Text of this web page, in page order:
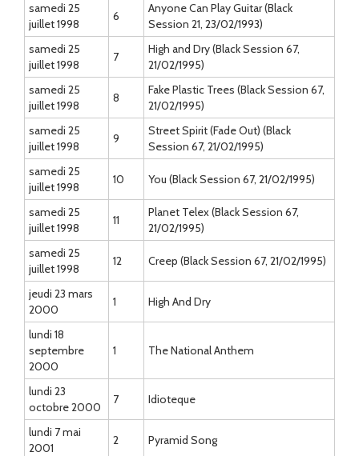
samedi 25
juillet 1998
6
Anyone Can Play Guitar (Black
Session 21, 23/02/1993)
samedi 25
juillet 1998
7
High and Dry (Black Session 67,
21/02/1995)
samedi 25
juillet 1998
8
Fake Plastic Trees (Black Session 67,
21/02/1995)
samedi 25
juillet 1998
9
Street Spirit (Fade Out) (Black
Session 67, 21/02/1995)
samedi 25
juillet 1998
10 You (Black Session 67, 21/02/1995)
samedi 25
juillet 1998
11
Planet Telex (Black Session 67,
21/02/1995)
samedi 25
juillet 1998
12 Creep (Black Session 67, 21/02/1995)
jeudi 23 mars
2000
1 High And Dry
lundi 18
septembre
2000
1 The National Anthem
lundi 23
octobre 2000
7 Idioteque
lundi 7 mai
2001
2 Pyramid Song